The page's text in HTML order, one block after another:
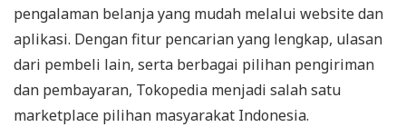
pengalaman belanja yang mudah melalui website dan
aplikasi. Dengan fitur pencarian yang lengkap, ulasan
dari pembeli lain, serta berbagai pilihan pengiriman
dan pembayaran, Tokopedia menjadi salah satu
marketplace pilihan masyarakat Indonesia.